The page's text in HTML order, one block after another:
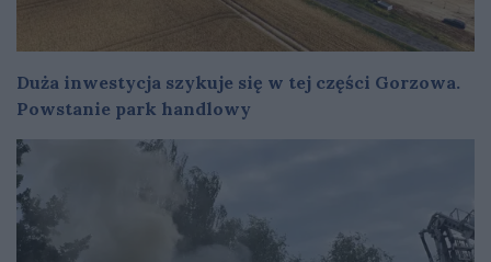
Duża inwestycja szykuje się w tej części Gorzowa.
Powstanie park handlowy